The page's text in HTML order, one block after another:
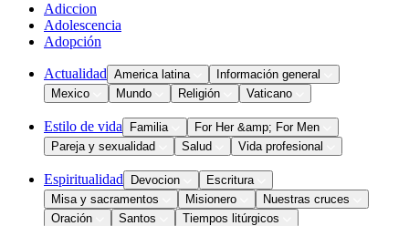
Adiccion
Adolescencia
Adopción
Actualidad America latina
Información general
Mexico
Mundo Religión Vaticano
Estilo de vida Familia
For Her &amp; For Men
Pareja y sexualidad
Salud Vida profesional
Espiritualidad Devocion
Escritura
Misa y sacramentos
Misionero
Nuestras cruces
Oración
Santos
Tiempos litúrgicos